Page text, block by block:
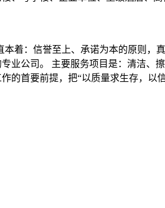
本着：信誉至上、承诺为本的原则，
业公司。 主要服务项目是：清洁、
的首要前提，把“以质量求生存，以